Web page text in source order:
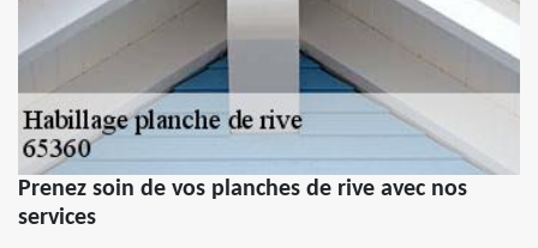
Prenez soin de vos planches de rive avec nos
services